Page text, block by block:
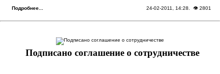
Подробнее... 24-02-2011, 14:28 . 👁 2801
Подписано соглашение о сотрудничестве